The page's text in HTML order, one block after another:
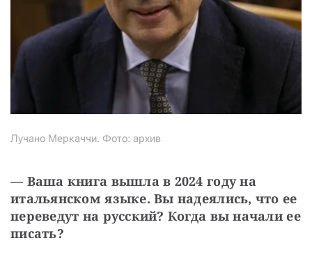
Лучано Меркаччи. Фото: архив
— Ваша книга вышла в 2024 году на
итальянском языке. Вы надеялись, что ее
переведут на русский? Когда вы начали ее
писать?